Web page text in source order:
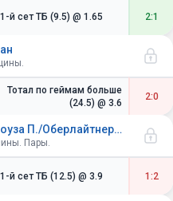
1-й сет ТБ (9.5) @ 1.65 2:1
Тотал по геймам больше
(24.5) @ 3.6
2:0
Павлашек А./Рикл П. - Ноуза П./Оберлайтнер Н.
Пары.
1-й сет ТБ (12.5) @ 3.9 1:2